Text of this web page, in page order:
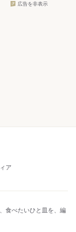
広告を非表示
ア
食べたいひと皿を、編